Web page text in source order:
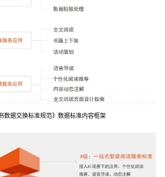
数据交换标准规范》数据标准内容框架